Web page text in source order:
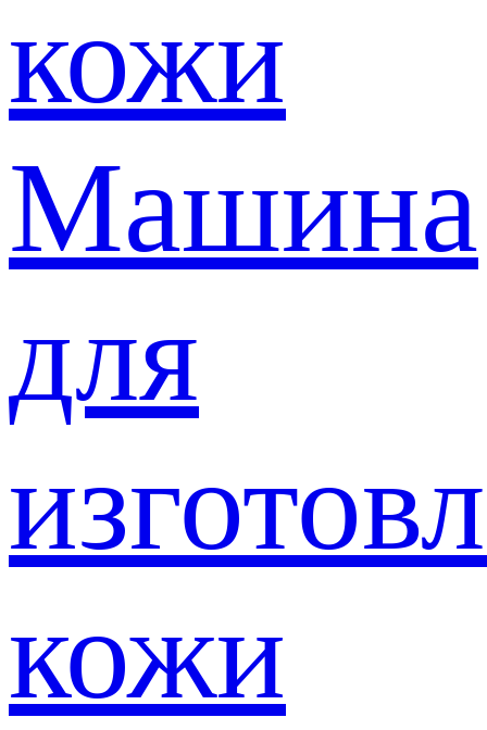
кожи
Машина
для
кожи